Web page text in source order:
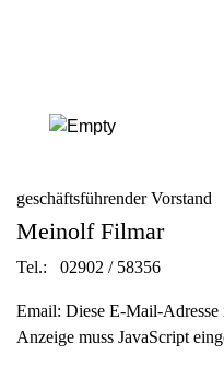
geschäftsführender Vorstand
Meinolf Filmar
Tel.: 02902 / 58356
Email: Diese E-Mail-Adresse
Anzeige muss JavaScript